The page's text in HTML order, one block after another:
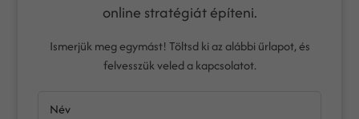
online stratégiát építeni.
Ismerjük meg egymást! Töltsd ki az alábbi űrlapot, és
felvesszük veled a kapcsolatot.
Név